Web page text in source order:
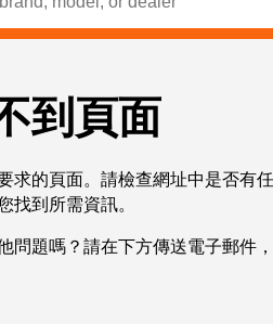
到頁面
求的頁面。請檢查網址中是否有
找到所需資訊。
問題嗎？請在下方傳送電子郵件